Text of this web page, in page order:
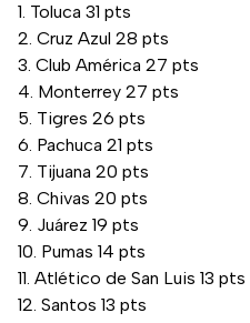
Toluca 31 pts
Cruz Azul 28 pts
Club América 27 pts
Monterrey 27 pts
Tigres 26 pts
Pachuca 21 pts
Tijuana 20 pts
Chivas 20 pts
Juárez 19 pts
Pumas 14 pts
Atlético de San Luis 13 pts
Santos 13 pts